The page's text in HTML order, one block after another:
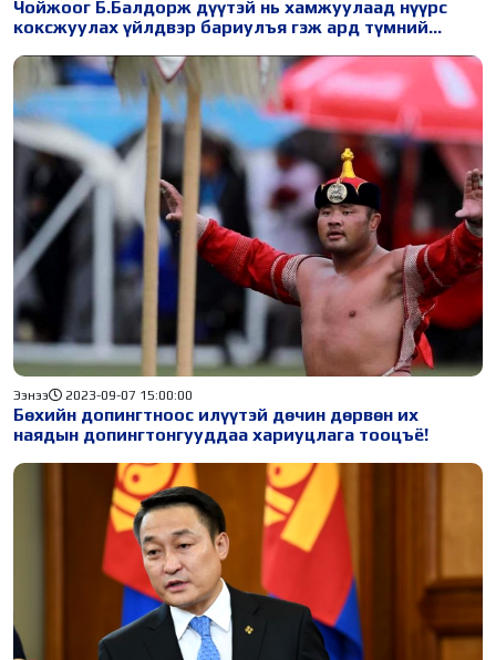
Чойжоог Б.Балдорж дүүтэй нь хамжуулаад нүүрс
коксжуулах үйлдвэр бариулъя гэж ард түмний
Бөхийн допингтноос илүүтэй дөчин дөрвөн их
наядын допингтонгууддаа хариуцлага тооцъё!
Ээнээ 2023-09-07 15:00:00